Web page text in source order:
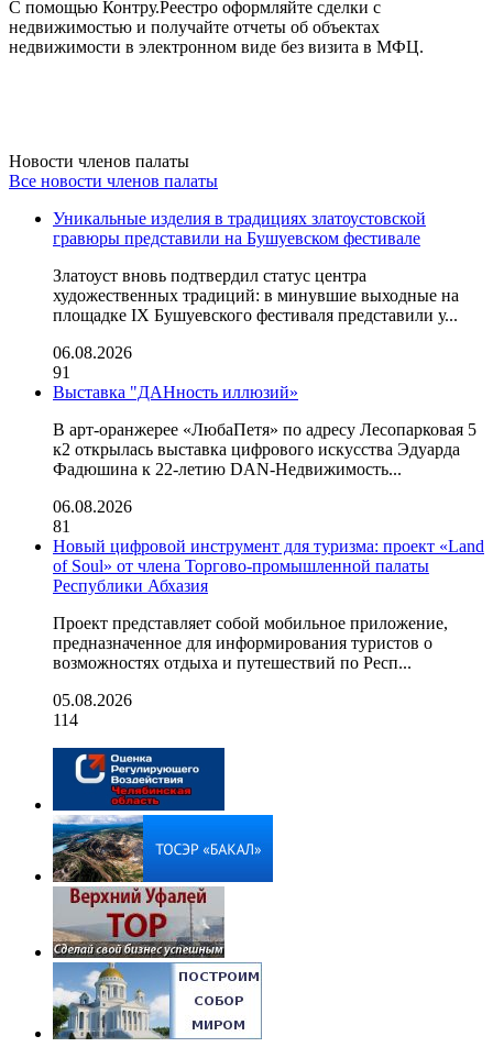
С помощью Контру.Реестро оформляйте сделки с
недвижимостью и получайте отчеты об объектах
недвижимости в электронном виде без визита в МФЦ.
Новости членов палаты
Все новости членов палаты
Уникальные изделия в традициях златоустовской
гравюры представили на Бушуевском фестивале
Златоуст вновь подтвердил статус центра
художественных традиций: в минувшие выходные на
площадке IX Бушуевского фестиваля представили у...
06.08.2026
91
Выставка "ДАНность иллюзий»
В арт-оранжерее «ЛюбаПетя» по адресу Лесопарковая 5
к2 открылась выставка цифрового искусства Эдуарда
Фадюшина к 22-летию DAN-Недвижимость...
06.08.2026
81
Новый цифровой инструмент для туризма: проект «Land
of Soul» от члена Торгово-промышленной палаты
Республики Абхазия
Проект представляет собой мобильное приложение,
предназначенное для информирования туристов о
возможностях отдыха и путешествий по Респ...
05.08.2026
114